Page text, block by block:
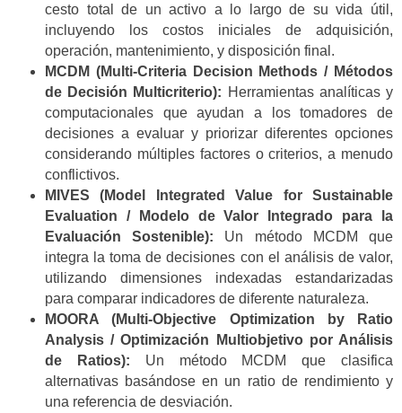
cesto total de un activo a lo largo de su vida útil,
incluyendo los costos iniciales de adquisición,
operación, mantenimiento, y disposición final.
MCDM (Multi-Criteria Decision Methods / Métodos
de Decisión Multicriterio): Herramientas analíticas y
computacionales que ayudan a los tomadores de
decisiones a evaluar y priorizar diferentes opciones
considerando múltiples factores o criterios, a menudo
conflictivos.
MIVES (Model Integrated Value for Sustainable
Evaluation / Modelo de Valor Integrado para la
Evaluación Sostenible): Un método MCDM que
integra la toma de decisiones con el análisis de valor,
utilizando dimensiones indexadas estandarizadas
para comparar indicadores de diferente naturaleza.
MOORA (Multi-Objective Optimization by Ratio
Analysis / Optimización Multiobjetivo por Análisis
de Ratios): Un método MCDM que clasifica
alternativas basándose en un ratio de rendimiento y
una referencia de desviación.